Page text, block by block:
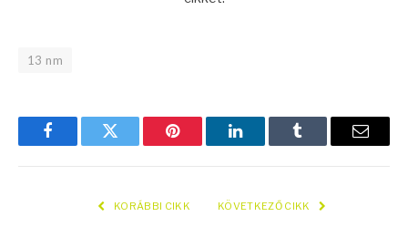
13 nm
FacebookTwitter Pinterest LinkedInTumblr
E.-
KORÁBBI CIKK KÖVETKEZŐ CIKK